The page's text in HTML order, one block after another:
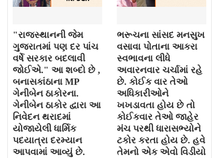
"રાજસ્થાનની જેમ
ગુજરાતમાં પણ દર પાંચ
વર્ષે સરકાર બદલાવી
જોઈએ." આ શબ્દો છે ,
બનાસકાંઠાના MP
ગેનીબેન ઠાકોરના.
ગેનીબેન ઠાકોર દ્વારા આ
નિવેદન થરાદમાં
યોજાયેલી ધાર્મિક
પદયાત્રા દરમ્યાન
આપવામાં આવ્યું છે.
ભરૂચના સાંસદ મનસુખ
વસાવા પોતાના આકરા
સ્વભાવના લીધે
અવારનવાર ચર્ચામાં રહે
છે. કોઈક વાર તેઓ
અધિકારીઓને
ખખડાવતા હોય છે તો
કોઈકવાર તેઓ જાહેર
મંચ પરથી ધારાસભ્યોને
ટકોર કરતા હોય છે. હવે
તેમનો એક એવો વિડીયો